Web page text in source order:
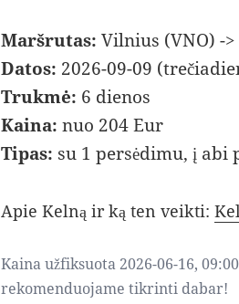
Maršrutas: Vilnius (VNO) ->
Datos: 2026-09-09
Trukmė: 6 dienos
Kaina: nuo 204 Eur
Tipas: su 1 persėdimu, į abi
Apie Kelną ir ką ten veikti:
Kaina užfiksuota 2026-06-16,
rekomenduojame tikrinti dabar!